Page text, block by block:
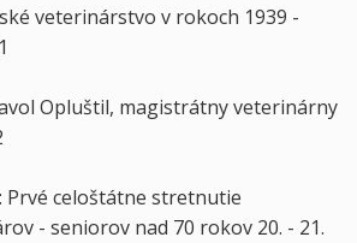
veterinárstvo v rokoch 1939 -
Opluštil, magistrátny veterinárny
Prvé celoštátne stretnutie
- seniorov nad 70 rokov 20. - 21.